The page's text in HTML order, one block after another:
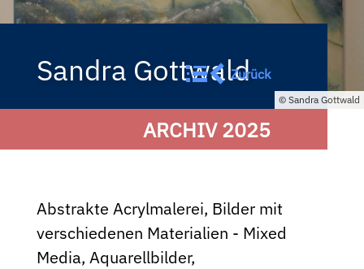
Sandra GottwaldZurück
ARCHIV 2025
Sandra Gottwald
Abstrakte Acrylmalerei, Bilder mit
verschiedenen Materialien - Mixed
Media, Aquarellbilder,